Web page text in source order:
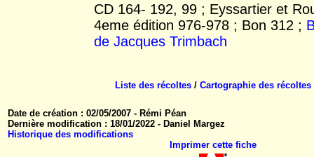
CD 164- 192, 99 ; Eyssartier et
4eme édition 976-978 ; Bon 312 ;
de Jacques Trimbach
Liste des récoltes /Cartographie des récoltes
Date de création : 02/05/2007 - Rémi Péan
Dernière modification : 18/01/2022 - Daniel Margez
Historique des modifications
Imprimer cette fiche